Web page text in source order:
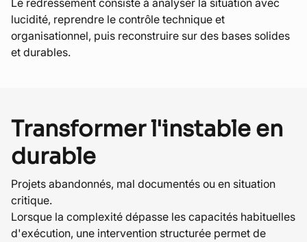
Le redressement consiste à analyser la situation avec
lucidité, reprendre le contrôle technique et
organisationnel, puis reconstruire sur des bases solides
et durables.
Transformer l'instable en
durable
Projets abandonnés, mal documentés ou en situation
critique.
Lorsque la complexité dépasse les capacités habituelles
d'exécution, une intervention structurée permet de